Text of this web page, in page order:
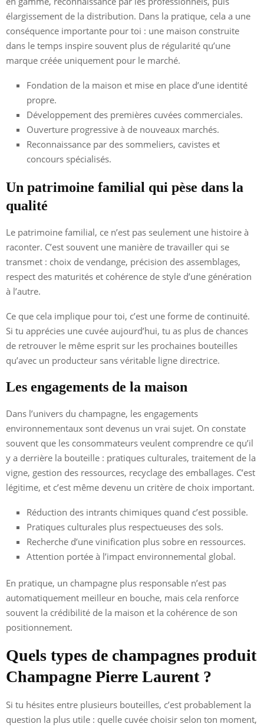
élargissement de la distribution. Dans la pratique, cela a une
conséquence importante pour toi : une maison construite
dans le temps inspire souvent plus de régularité qu’une
marque créée uniquement pour le marché.
Fondation de la maison et mise en place d’une identité
propre.
Développement des premières cuvées commerciales.
Ouverture progressive à de nouveaux marchés.
Reconnaissance par des sommeliers, cavistes et
concours spécialisés.
Un patrimoine familial qui pèse dans la
qualité
Le patrimoine familial, ce n’est pas seulement une histoire à
raconter. C’est souvent une manière de travailler qui se
transmet : choix de vendange, précision des assemblages,
respect des maturités et cohérence de style d’une génération
à l’autre.
Ce que cela implique pour toi, c’est une forme de continuité.
Si tu apprécies une cuvée aujourd’hui, tu as plus de chances
de retrouver le même esprit sur les prochaines bouteilles
qu’avec un producteur sans véritable ligne directrice.
Les engagements de la maison
Dans l’univers du champagne, les engagements
environnementaux sont devenus un vrai sujet. On constate
souvent que les consommateurs veulent comprendre ce qu’il
y a derrière la bouteille : pratiques culturales, traitement de la
vigne, gestion des ressources, recyclage des emballages. C’est
légitime, et c’est même devenu un critère de choix important.
Réduction des intrants chimiques quand c’est possible.
Pratiques culturales plus respectueuses des sols.
Recherche d’une vinification plus sobre en ressources.
Attention portée à l’impact environnemental global.
En pratique, un champagne plus responsable n’est pas
automatiquement meilleur en bouche, mais cela renforce
souvent la crédibilité de la maison et la cohérence de son
positionnement.
Quels types de champagnes produit
Champagne Pierre Laurent ?
Si tu hésites entre plusieurs bouteilles, c’est probablement la
question la plus utile : quelle cuvée choisir selon ton moment,